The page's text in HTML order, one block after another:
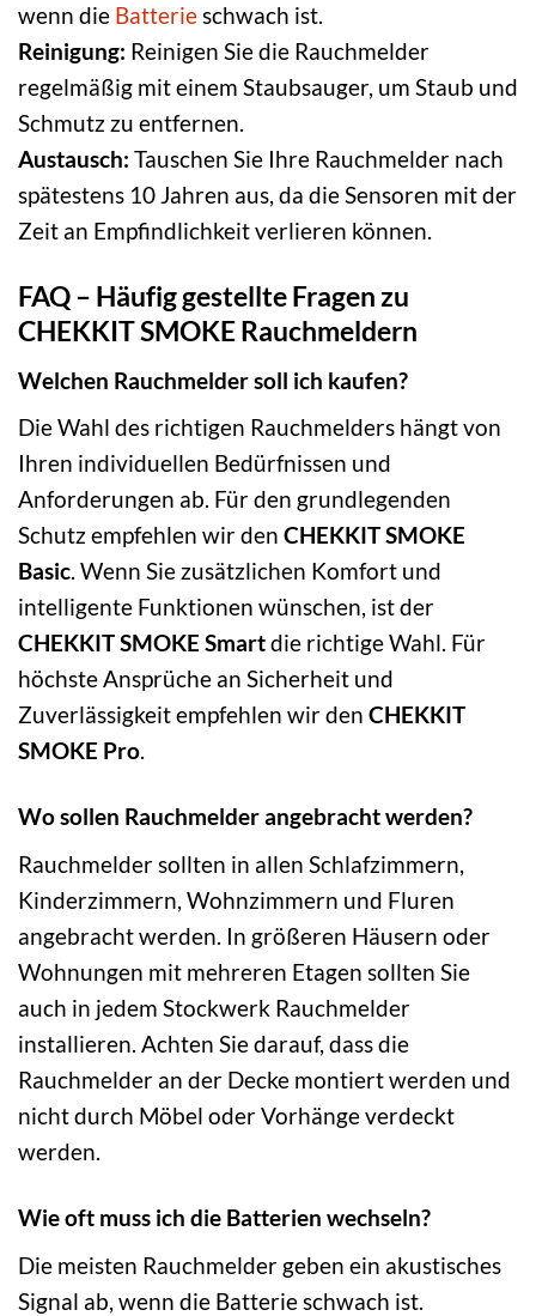
wenn die Batterieschwach ist.
Reinigung: Reinigen Sie die Rauchmelder
regelmäßig mit einem Staubsauger, um Staub und
Schmutz zu entfernen.
Austausch: Tauschen Sie Ihre Rauchmelder nach
spätestens 10 Jahren aus, da die Sensoren mit der
Zeit an Empfindlichkeit verlieren können.
FAQ – Häufig gestellte Fragen zu
CHEKKIT SMOKE Rauchmeldern
Welchen Rauchmelder soll ich kaufen?
Die Wahl des richtigen Rauchmelders hängt von
Ihren individuellen Bedürfnissen und
Anforderungen ab. Für den grundlegenden
Schutz empfehlen wir den CHEKKIT SMOKE
Basic. Wenn Sie zusätzlichen Komfort und
intelligente Funktionen wünschen, ist der
CHEKKIT SMOKE Smartdie richtige Wahl. Für
höchste Ansprüche an Sicherheit und
Zuverlässigkeit empfehlen wir den CHEKKIT
SMOKE Pro.
Wo sollen Rauchmelder angebracht werden?
Rauchmelder sollten in allen Schlafzimmern,
Kinderzimmern, Wohnzimmern und Fluren
angebracht werden. In größeren Häusern oder
Wohnungen mit mehreren Etagen sollten Sie
auch in jedem Stockwerk Rauchmelder
installieren. Achten Sie darauf, dass die
Rauchmelder an der Decke montiert werden und
nicht durch Möbel oder Vorhänge verdeckt
werden.
Wie oft muss ich die Batterien wechseln?
Die meisten Rauchmelder geben ein akustisches
Signal ab, wenn die Batterie schwach ist.